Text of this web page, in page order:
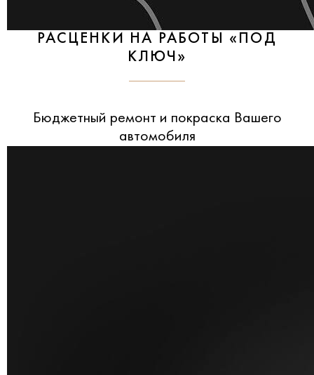
РАСЦЕНКИ НА РАБОТЫ «ПОД
КЛЮЧ»
Бюджетный ремонт и покраска Вашего
автомобиля